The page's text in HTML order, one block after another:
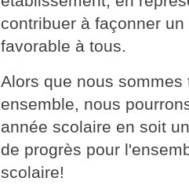
contribuer à façonner
favorable à tous.
Alors que nous
ensemble, nous
année scolaire en soit
de progrès pour
scolaire!